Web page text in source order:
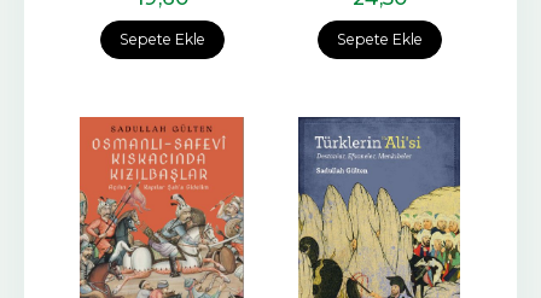
Sepete Ekle Sepete Ekle